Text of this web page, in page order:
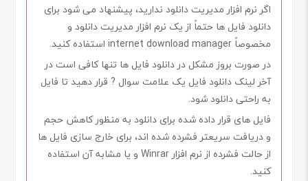
اگر نرم افزار مدیریت دانلود ندارید، پیشنهاد می شود برای
دانلود فایل ها حتماً از یک نرم افزار مدیریت دانلود و
مخصوصاً internet download manager استفاده کنید.
در صورت بروز مشکل در دانلود فایل ها تنها کافی است در
آخر لینک دانلود فایل یک علامت سوال ? قرار دهید تا فایل
به راحتی دانلود شود.
فایل های قرار داده شده برای دانلود به منظور کاهش حجم
و دریافت سریعتر فشرده شده اند، برای خارج سازی فایل ها
از حالت فشرده از نرم افزار Winrar و یا مشابه آن استفاده
کنید.